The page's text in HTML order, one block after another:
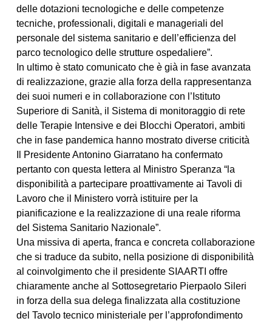
delle dotazioni tecnologiche e delle competenze
tecniche, professionali, digitali e manageriali del
personale del sistema sanitario e dell’efficienza del
parco tecnologico delle strutture ospedaliere”.
In ultimo è stato comunicato che è già in fase avanzata
di realizzazione, grazie alla forza della rappresentanza
dei suoi numeri e in collaborazione con l’Istituto
Superiore di Sanità, il Sistema di monitoraggio di rete
delle Terapie Intensive e dei Blocchi Operatori, ambiti
che in fase pandemica hanno mostrato diverse criticità
Il Presidente Antonino Giarratano ha confermato
pertanto con questa lettera al Ministro Speranza “la
disponibilità a partecipare proattivamente ai Tavoli di
Lavoro che il Ministero vorrà istituire per la
pianificazione e la realizzazione di una reale riforma
del Sistema Sanitario Nazionale”.
Una missiva di aperta, franca e concreta collaborazione
che si traduce da subito, nella posizione di disponibilità
al coinvolgimento che il presidente SIAARTI offre
chiaramente anche al Sottosegretario Pierpaolo Sileri
in forza della sua delega finalizzata alla costituzione
del Tavolo tecnico ministeriale per l’approfondimento